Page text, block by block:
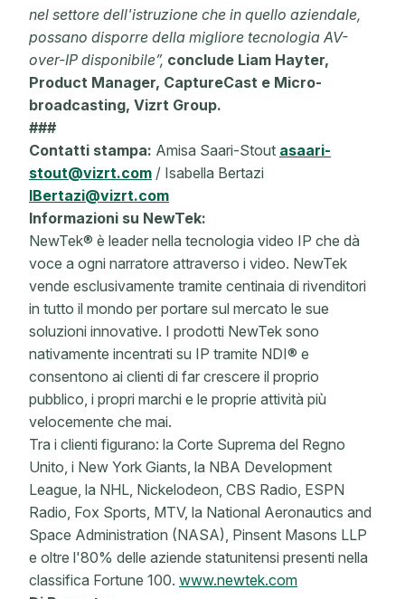
nel settore dell'istruzione che in quello aziendale,
possano disporre della migliore tecnologia AV-
over-IP disponibile”, conclude Liam Hayter,
Product Manager, CaptureCast e Micro-
broadcasting, Vizrt Group.
###
Contatti stampa: Amisa Saari-Stout asaari-
stout@vizrt.com / Isabella Bertazi
IBertazi@vizrt.com
Informazioni su NewTek:
NewTek® è leader nella tecnologia video IP che dà
voce a ogni narratore attraverso i video. NewTek
vende esclusivamente tramite centinaia di rivenditori
in tutto il mondo per portare sul mercato le sue
soluzioni innovative. I prodotti NewTek sono
nativamente incentrati su IP tramite NDI® e
consentono ai clienti di far crescere il proprio
pubblico, i propri marchi e le proprie attività più
velocemente che mai.
Tra i clienti figurano: la Corte Suprema del Regno
Unito, i New York Giants, la NBA Development
League, la NHL, Nickelodeon, CBS Radio, ESPN
Radio, Fox Sports, MTV, la National Aeronautics and
Space Administration (NASA), Pinsent Masons LLP
e oltre l'80% delle aziende statunitensi presenti nella
classifica Fortune 100. www.newtek.com